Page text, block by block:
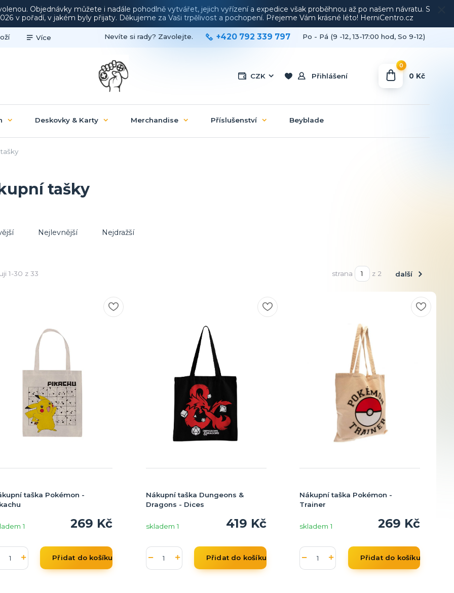
Objednávky můžete i nadále pohodlně vytvářet, jejich vyřízení a expedice však proběhnou až po našem návratu. S
v pořadí, v jakém byly přijaty. Děkujeme za Vaši trpělivost a pochopení. Přejeme Vám krásné léto! HerniCentro.cz
Více
CZK Přihlášení
Nevíte si rady? Zavolejte. +420 792 339 797 Po - Pá (9 -12, 13-17:00 hod, So 9-12)
0
0 Kč
Deskovky & Karty Merchandise Příslušenství Beyblade
tašky
Nejlevnější Nejdražší
1-30 z 33 strana z 2 další
taška Pokémon -
269 Kč
1
Přidat do košíku
Nákupní taška Dungeons &
Dragons - Dices
419 Kč
skladem 1
Přidat do košíku
Nákupní taška Pokémon -
Trainer
269 Kč
skladem 1
Přidat do košíku